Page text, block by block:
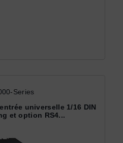
Series
universelle 1/16 DIN
et option RS4...